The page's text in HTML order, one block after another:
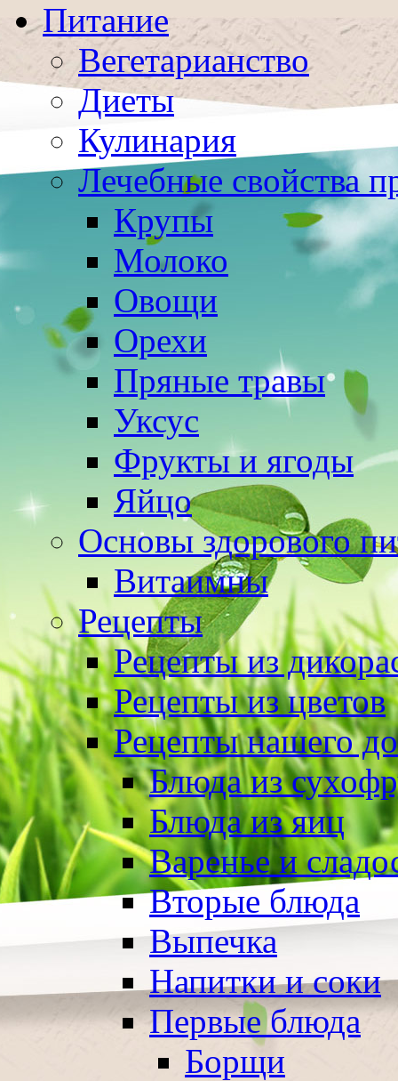
Питание
Вегетарианство
Диеты
Кулинария
Лечебные свойства
Крупы
Молоко
Овощи
Орехи
Пряные травы
Уксус
Фрукты и ягоды
Яйцо
Основы здорового
Витаимны
Рецепты
Рецепты из
Рецепты из цветов
Рецепты нашего
Блюда из
Блюда из яиц
Варенье и
Вторые блюда
Выпечка
Напитки и соки
Первые блюда
Борщи